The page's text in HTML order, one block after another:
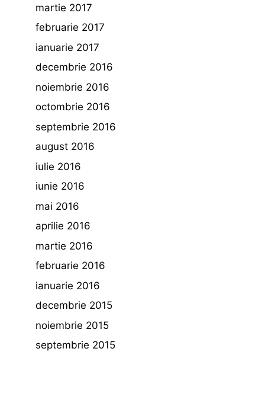
martie 2017
februarie 2017
ianuarie 2017
decembrie 2016
noiembrie 2016
octombrie 2016
septembrie 2016
august 2016
iulie 2016
iunie 2016
mai 2016
aprilie 2016
martie 2016
februarie 2016
ianuarie 2016
decembrie 2015
noiembrie 2015
septembrie 2015